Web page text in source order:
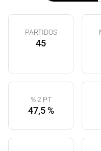
PARTIDOS
45
% 2 PT
47,5 %